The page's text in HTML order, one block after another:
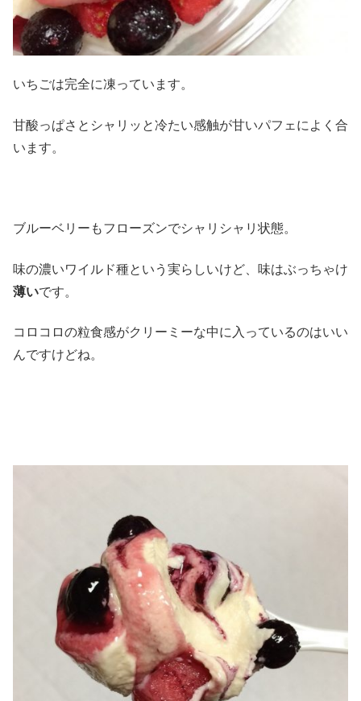
いちごは完全に凍っています。
甘酸っぱさとシャリッと冷たい感触が甘いパフェによく合
います。
ブルーベリーもフローズンでシャリシャリ状態。
味の濃いワイルド種という実らしいけど、味はぶっちゃけ
薄いです。
コロコロの粒食感がクリーミーな中に入っているのはいい
んですけどね。